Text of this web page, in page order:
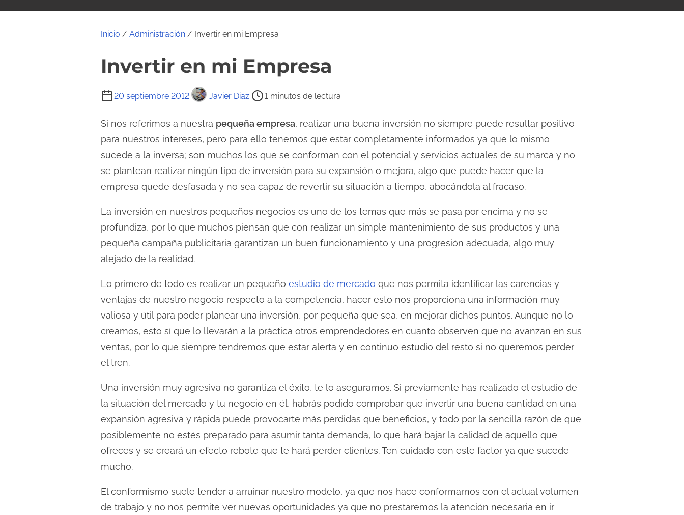
Inicio / Administración / Invertir en mi Empresa
Invertir en mi Empresa
20 septiembre 2012 Javier Diaz
T
e
m
e
l
c
t
u
r
e
l
a
e
t
r
a
d
a
1 minutos de lectura
Si nos referimos a nuestra pequeña empresa, realizar una buena inversión no siempre puede resultar positivo
para nuestros intereses, pero para ello tenemos que estar completamente informados ya que lo mismo
sucede a la inversa; son muchos los que se conforman con el potencial y servicios actuales de su marca y no
se plantean realizar ningún tipo de inversión para su expansión o mejora, algo que puede hacer que la
empresa quede desfasada y no sea capaz de revertir su situación a tiempo, abocándola al fracaso.
La inversión en nuestros pequeños negocios es uno de los temas que más se pasa por encima y no se
profundiza, por lo que muchos piensan que con realizar un simple mantenimiento de sus productos y una
pequeña campaña publicitaria garantizan un buen funcionamiento y una progresión adecuada, algo muy
alejado de la realidad.
Lo primero de todo es realizar un pequeño estudio de mercado que nos permita identificar las carencias y
ventajas de nuestro negocio respecto a la competencia, hacer esto nos proporciona una información muy
valiosa y útil para poder planear una inversión, por pequeña que sea, en mejorar dichos puntos. Aunque no lo
creamos, esto sí que lo llevarán a la práctica otros emprendedores en cuanto observen que no avanzan en sus
ventas, por lo que siempre tendremos que estar alerta y en continuo estudio del resto si no queremos perder
el tren.
Una inversión muy agresiva no garantiza el éxito, te lo aseguramos. Si previamente has realizado el estudio de
la situación del mercado y tu negocio en él, habrás podido comprobar que invertir una buena cantidad en una
expansión agresiva y rápida puede provocarte más perdidas que beneficios, y todo por la sencilla razón de que
posiblemente no estés preparado para asumir tanta demanda, lo que hará bajar la calidad de aquello que
ofreces y se creará un efecto rebote que te hará perder clientes. Ten cuidado con este factor ya que sucede
mucho.
El conformismo suele tender a arruinar nuestro modelo, ya que nos hace conformarnos con el actual volumen
de trabajo y no nos permite ver nuevas oportunidades ya que no prestaremos la atención necesaria en ir